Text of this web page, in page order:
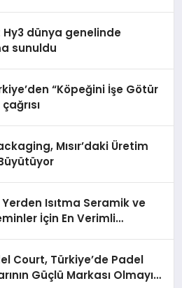
dünya genelinde
sunuldu
“Köpeğini İşe Götür
Mısır’daki Üretim
Isıtma Seramik ve
İçin En Verimli
Court, Türkiye’de Padel
Güçlü Markası Olmayı